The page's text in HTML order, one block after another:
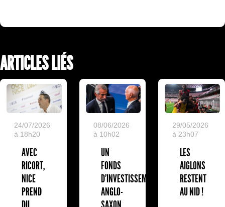
ARTICLES LIÉS
24/07/2026
à 18h20
AVEC
RICORT,
NICE
PREND
08/06/2026
à 10h02
UN
FONDS
D'INVESTISSEMENT
ANGLO-
29/05/2026
à 23h07
LES
AIGLONS
RESTENT
AU NID !